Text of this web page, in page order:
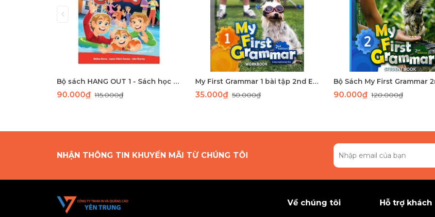
Bộ sách HANG OUT 1 - Sách học tiếng Anh giao tiếp dành cho học sinh tiểu học
90.000₫115.000₫
My First Grammar 1 bài tập 2nd Edition
35.000₫ 50.000₫ 90.000₫120.000₫
NHẬN THÔNG TIN KHUYẾN MÃI TỪ CHÚNG TÔI
Về chúng tôi Hỗ trợ khách